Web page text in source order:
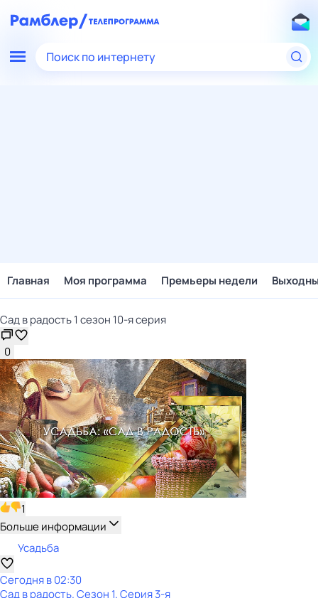
Поиск по интернету
Главная Моя программа Премьеры недели
Сад в радость 1 сезон 10-я серия
0
1
Больше информации
Усадьба
Сегодня в 02:30
Сад в радость. Сезон 1. Серия 3-я